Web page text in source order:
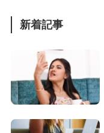
新着記事